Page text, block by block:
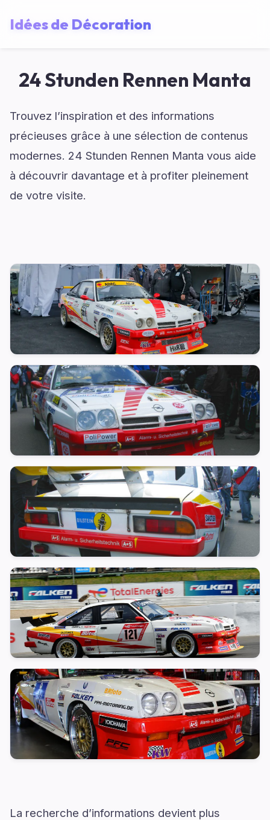
Idées de Décoration
24 Stunden Rennen Manta
Trouvez l’inspiration et des informations
précieuses grâce à une sélection de contenus
modernes. 24 Stunden Rennen Manta vous aide
à découvrir davantage et à profiter pleinement
de votre visite.
La recherche d’informations devient plus